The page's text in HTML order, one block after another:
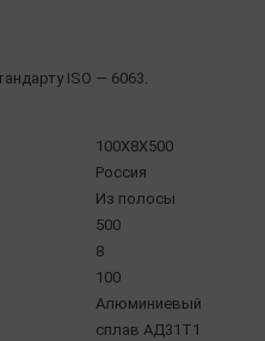
ISO — 6063.
100X8X500
Россия
Из полосы
500
8
100
Алюминиевый
сплав АД31Т1